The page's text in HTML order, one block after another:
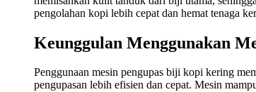
pengolahan kopi lebih cepat dan hemat tenaga
Keunggulan Menggunakan
Penggunaan mesin pengupas biji kopi kering
pengupasan lebih efisien dan cepat. Mesin